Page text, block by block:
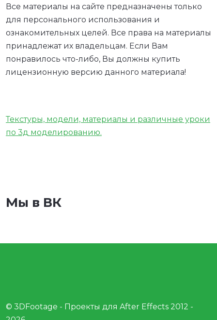
Все материалы на сайте предназначены только
для персонального использования и
ознакомительных целей. Все права на материалы
принадлежат их владельцам. Если Вам
понравилось что-либо, Вы должны купить
лицензионную версию данного материала!
Текстуры, модели, материалы и различные уроки
по 3д моделированию.
Мы в ВК
© 3DFootage - Проекты для After Effects 2012 -